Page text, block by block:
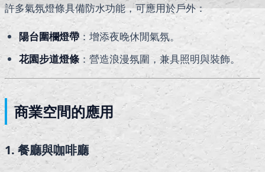
許多氣氛燈條具備防水功能，可應用於戶外：
陽台圍欄燈帶 ：增添夜晚休閒氣氛。
花園步道燈條 ：營造浪漫氛圍，兼具照明與裝飾。
商業空間的應用
1. 餐廳與咖啡廳